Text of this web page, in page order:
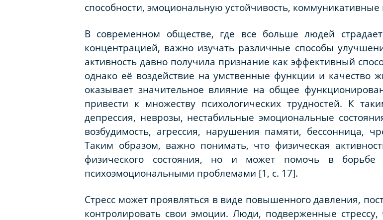
способности, эмоциональную устойчивость,
В современном обществе, где все больше людей
концентрацией, важно изучать различные способы
активность давно получила признание как эффективный
однако её воздействие на умственные функции и качество
оказывает значительное влияние на общее
привести к множеству психологических трудностей. К
депрессия, неврозы, нестабильные эмоциональные
возбудимость, агрессия, нарушения памяти, бессонница,
Таким образом, важно понимать, что физическая
физического состояния, но и может помочь в
психоэмоциональными проблемами [1, c. 17].
Стресс может проявляться в виде повышенного давления,
контролировать свои эмоции. Люди, подверженные